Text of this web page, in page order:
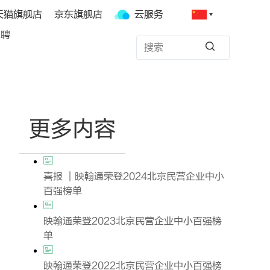
猫旗舰店 京东旗舰店
云服务
更多内容
喜报 ｜映翰通荣登2024北京民营企业中小
百强榜单
映翰通荣登2023北京民营企业中小百强榜
单
映翰通荣登2022北京民营企业中小百强榜